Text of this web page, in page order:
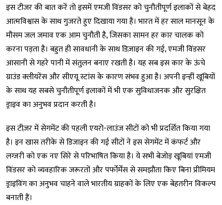
इस टीजर की बात करें तो इसमें एमजी विंडसर को चुनौतीपूर्ण इलाकों से बेहद
आत्मविश्वास के साथ गुजरते हुए दिखाया गया है। भारत में हर साल मानसून के
मौसम जल जमाव एक आम चुनौती है, जिसका सामन हर कार चालक को
करना पड़ता है। बहुत ही सावधानी के साथ डिज़ाइन की गई, एमजी विंडसर
आसानी से गहरे पानी में संतुलन बनाए रखती है। यह सब इस कार के ऊंचे
ग्राउंड क्लीयरेंस और सीएयू स्टांस के कारण संभव हुआ है। अपनी इन्हीं खूबियों
के साथ यह सबसे चुनौतीपूर्ण इलाकों में भी एक सुविधाजनक और सुरक्षित
ड्राइव का अनुभव प्रदान करती है।
इस टीज़र में सेगमेंट की पहली एयरो-लाउंज सीटों को भी प्रदर्शित किया गया
है। इन खास तरीके से डिजाइन की गई सीटों ने इस सेगमेंट में कंफर्ट और
लग्जरी को एक नए सिरे से परिभाषित किया है। ये सभी बेजोड़ खूबियां एमजी
विंडसर को व्यवहारिक जरूरतों और पर्फोर्मेंस से समझौता किए बिना प्रीमियम
ड्राइविंग का अनुभव चाहने वाले भारतीय ग्राहकों के लिए एक बेहतरीन विकल्प
बनाती हैं।